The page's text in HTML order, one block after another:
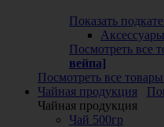
Показать
Посмотреть все
вейпа]
Посмотреть все товары
Чайная продукция
Чайная продукция
Чай 500гр